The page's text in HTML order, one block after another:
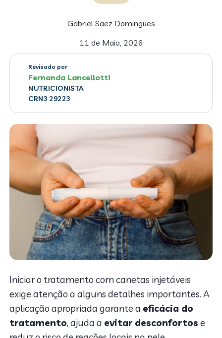
Gabriel Saez Domingues
11 de Maio, 2026
Revisado por
Fernanda Lancellotti
NUTRICIONISTA
CRN3 29223
Iniciar o tratamento com canetas injetáveis
exige atenção a alguns detalhes importantes. A
aplicação apropriada garante a eficácia do
tratamento, ajuda a evitar desconfortos e